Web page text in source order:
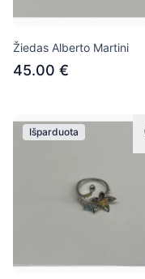
Žiedas Alberto Martini
45.00 €
Išparduota